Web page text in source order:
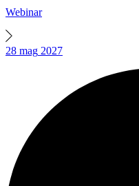
Webinar
28 mag 2027